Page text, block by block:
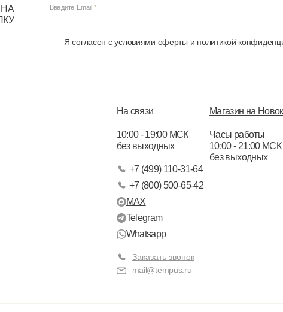
Введите Email
Я согласен с условиями оферты и политикой
На связи
10:00 - 19:00 МСК
без выходных
+7 (499) 110-31-64
+7 (800) 500-65-42
MAX
Telegram
Whatsapp
Заказать звонок
mail@tempus.ru
Магазин на
Часы работы
10:00 - 21:00 МСК
без выходных